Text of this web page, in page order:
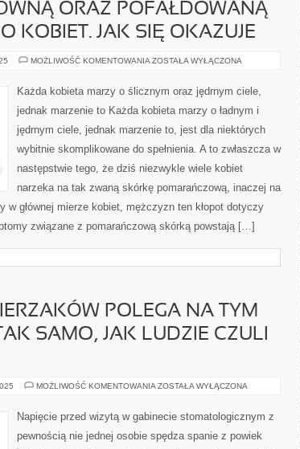
ORAZ POFAŁDOWANĄ
KOBIET. JAK SIĘ OKAZUJE
MOŻLIWOŚĆ KOMENTOWANIA PROBLEM
POFAŁDOWANĄ
UD
DUŻO
JAK
SIĘ
OKAZUJE
ZOSTAŁA WYŁĄCZONA
Każda kobieta marzy o ślicznym oraz jędrnym ciele,
jednak marzenie to Każda kobieta marzy o ładnym i
jędrnym ciele, jednak marzenie to, jest dla niektórych
wybitnie skomplikowane do spełnienia. A to zwłaszcza w
następstwie tego, że dziś niezwykle wiele kobiet
narzeka na tak zwaną skórkę pomarańczową, inaczej na
w głównej mierze kobiet, mężczyzn ten kłopot dotyczy
związane z pomarańczową skórką powstają […]
POLEGA NA TYM
SAMO, JAK LUDZIE CZULI
MOŻLIWOŚĆ KOMENTOWANIA PIELĘGNACJA
TYM
ZWIERZĘTA
ZOSTAŁA WYŁĄCZONA
Napięcie przed wizytą w gabinecie stomatologicznym z
pewnością nie jednej osobie spędza spanie z powiek